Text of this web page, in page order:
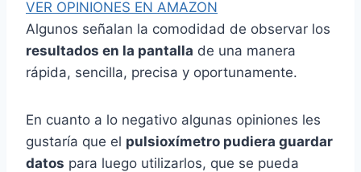
VER OPINIONES EN AMAZON
Algunos señalan la comodidad de observar los
resultados en la pantalla de una manera
rápida, sencilla, precisa y oportunamente.
En cuanto a lo negativo algunas opiniones les
gustaría que el pulsioxímetro pudiera guardar
datos para luego utilizarlos, que se pueda